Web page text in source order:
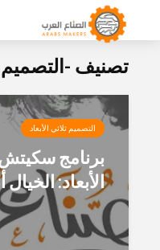
تصنيف -التصميم
التصميم ثلاثي الأبعاد
برنامج سكيتش
الأبعاد: